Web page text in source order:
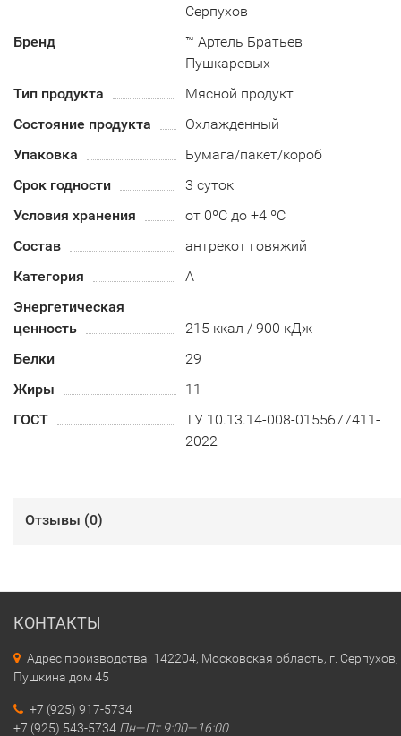
Серпухов
Бренд
™ Артель Братьев
Пушкаревых
Тип продукта
Мясной продукт
Состояние продукта
Охлажденный
Упаковка
Бумага/пакет/короб
Срок годности
3 суток
Условия хранения
от 0ºС до +4 ºС
Состав
антрекот говяжий
Категория
А
Энергетическая
ценность
215 ккал / 900 кДж
Белки
29
Жиры
11
ГОСТ
ТУ 10.13.14-008-0155677411-
2022
Отзывы (0)
КОНТАКТЫ
Адрес производства: 142204, Московская область, г. Серпухов,
Пушкина дом 45
+7 (925) 917-5734
+7 (925) 543-5734 Пн—Пт 9:00—16:00